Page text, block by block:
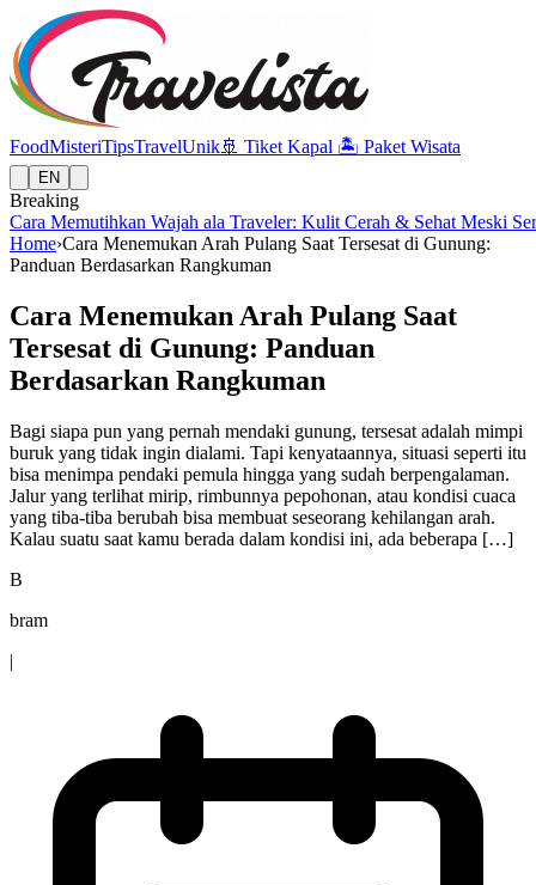
FoodMisteriTipsTravelUnik🚢 Tiket Kapal 🏝️ Paket Wisata
EN
Breaking
Cara Memutihkan Wajah ala Traveler: Kulit Cerah & Sehat Meski
Home›Cara Menemukan Arah Pulang Saat Tersesat di Gunung:
Panduan Berdasarkan Rangkuman
Cara Menemukan Arah Pulang Saat
Tersesat di Gunung: Panduan
Berdasarkan Rangkuman
Bagi siapa pun yang pernah mendaki gunung, tersesat adalah mimpi
buruk yang tidak ingin dialami. Tapi kenyataannya, situasi seperti itu
bisa menimpa pendaki pemula hingga yang sudah berpengalaman.
Jalur yang terlihat mirip, rimbunnya pepohonan, atau kondisi cuaca
yang tiba-tiba berubah bisa membuat seseorang kehilangan arah.
Kalau suatu saat kamu berada dalam kondisi ini, ada beberapa […]
B
bram
|